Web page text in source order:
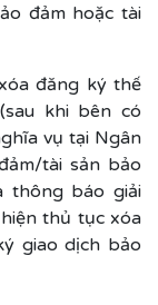
đảm hoặc tài
đăng ký thế
khi bên có
vụ tại Ngân
tài sản bảo
thông báo giải
thủ tục xóa
giao dịch bảo